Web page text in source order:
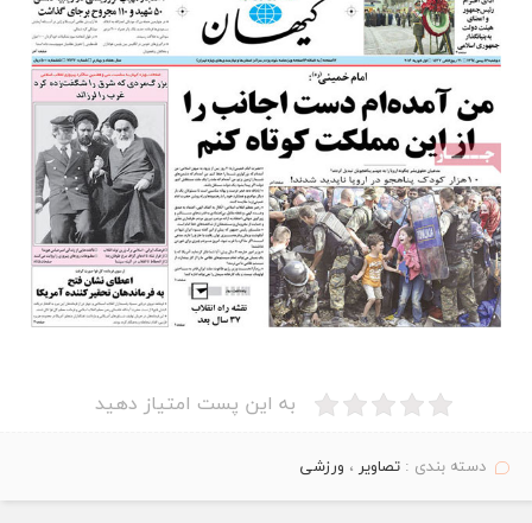
به این پست امتیاز دهید
دسته بندی :تصاویر ، ورزشی